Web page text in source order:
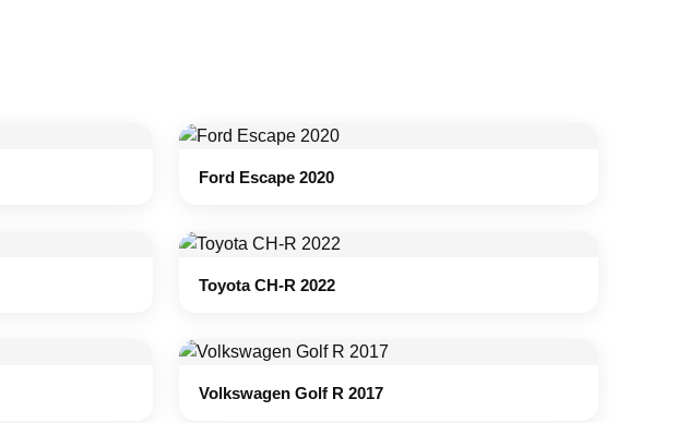
Ford Escape 2020
Toyota CH-R 2022
Volkswagen Golf R 2017